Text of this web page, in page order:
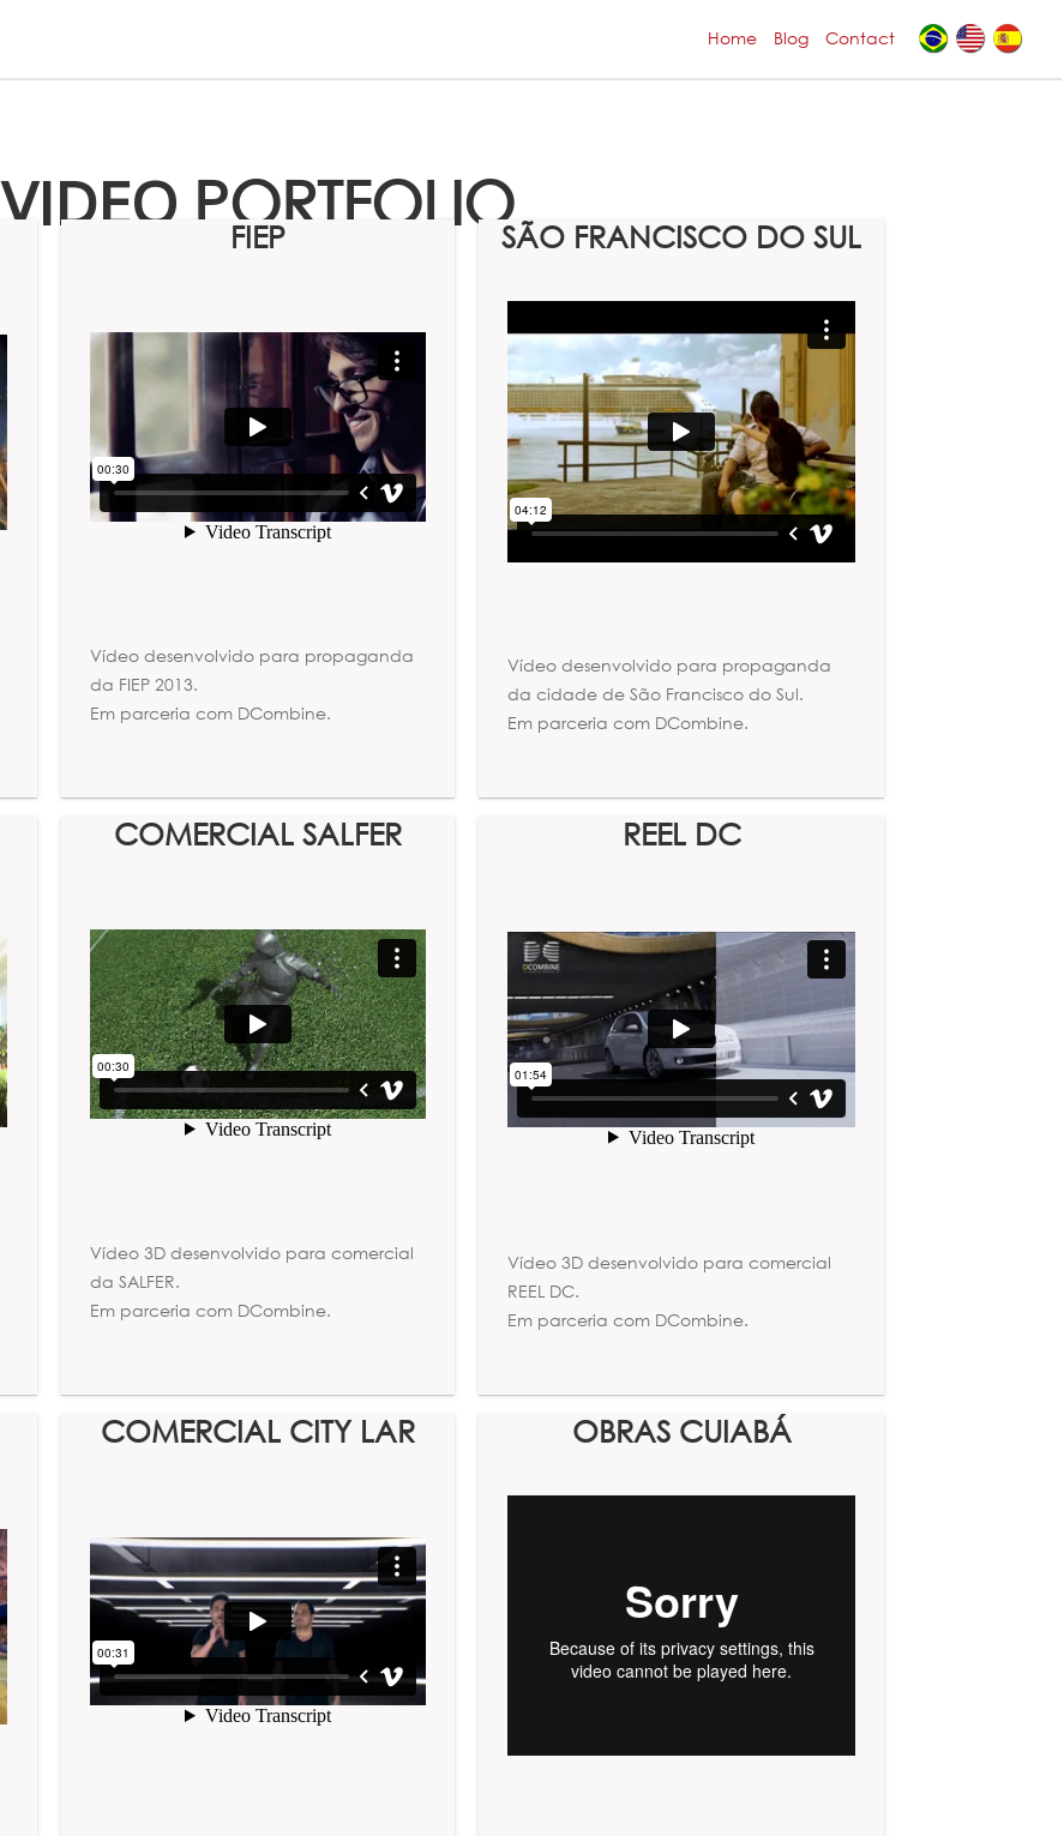
Home Blog Contact
VIDEO PORTFOLIO
FIEP
Vídeo desenvolvido para propaganda
da FIEP 2013.
Em parceria com DCombine.
SÃO FRANCISCO DO SUL
Vídeo desenvolvido para propaganda
da cidade de São Francisco do Sul.
Em parceria com DCombine.
COMERCIAL SALFER
Vídeo 3D desenvolvido para comercial
da SALFER.
Em parceria com DCombine.
REEL DC
Vídeo 3D desenvolvido para comercial
REEL DC.
Em parceria com DCombine.
COMERCIAL CITY LAR OBRAS CUIABÁ